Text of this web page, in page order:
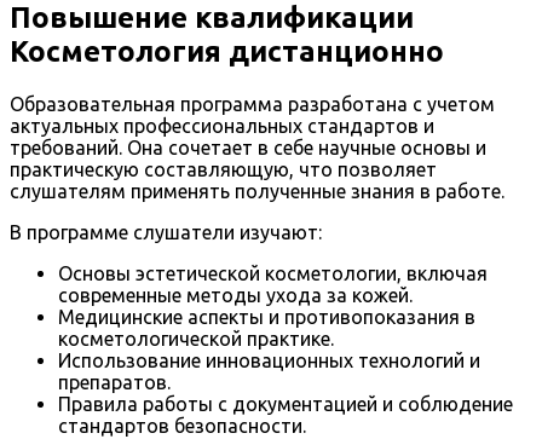
Повышение квалификации
Косметология дистанционно
Образовательная программа разработана с учетом
актуальных профессиональных стандартов и
требований. Она сочетает в себе научные основы и
практическую составляющую, что позволяет
слушателям применять полученные знания в работе.
В программе слушатели изучают:
Основы эстетической косметологии, включая
современные методы ухода за кожей.
Медицинские аспекты и противопоказания в
косметологической практике.
Использование инновационных технологий и
препаратов.
Правила работы с документацией и соблюдение
стандартов безопасности.